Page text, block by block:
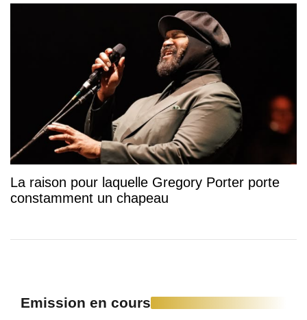
La raison pour laquelle Gregory Porter porte
constamment un chapeau
Emission en cours